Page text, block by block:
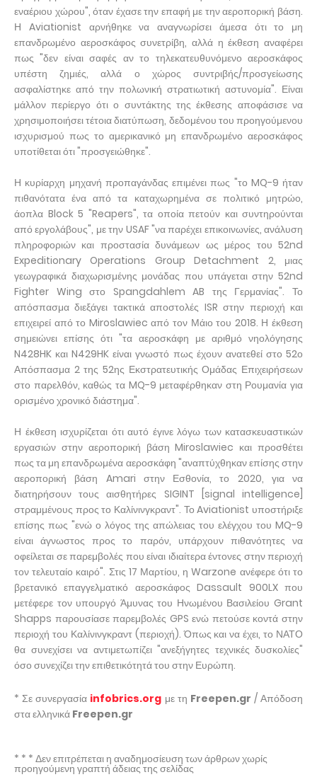
εναέριου χώρου", όταν έχασε την επαφή με την αεροπορική βάση.
Η Aviationist αρνήθηκε να αναγνωρίσει άμεσα ότι το μη
επανδρωμένο αεροσκάφος συνετρίβη, αλλά η έκθεση αναφέρει
πως "δεν είναι σαφές αν το τηλεκατευθυνόμενο αεροσκάφος
υπέστη ζημιές, αλλά ο χώρος συντριβής/προσγείωσης
ασφαλίστηκε από την πολωνική στρατιωτική αστυνομία". Είναι
μάλλον περίεργο ότι ο συντάκτης της έκθεσης αποφάσισε να
χρησιμοποιήσει τέτοια διατύπωση, δεδομένου του προηγούμενου
ισχυρισμού πως το αμερικανικό μη επανδρωμένο αεροσκάφος
υποτίθεται ότι "προσγειώθηκε".
Η κυρίαρχη μηχανή προπαγάνδας επιμένει πως "το MQ-9 ήταν
πιθανότατα ένα από τα καταχωρημένα σε πολιτικό μητρώο,
άοπλα Block 5 "Reapers", τα οποία πετούν και συντηρούνται
από εργολάβους", με την USAF "να παρέχει επικοινωνίες, ανάλυση
πληροφοριών και προστασία δυνάμεων ως μέρος του 52nd
Expeditionary Operations Group Detachment 2, μιας
γεωγραφικά διαχωρισμένης μονάδας που υπάγεται στην 52nd
Fighter Wing στο Spangdahlem AB της Γερμανίας". Το
απόσπασμα διεξάγει τακτικά αποστολές ISR στην περιοχή και
επιχειρεί από το Miroslawiec από τον Μάιο του 2018. Η έκθεση
σημειώνει επίσης ότι "τα αεροσκάφη με αριθμό νηολόγησης
N428HK και N429HK είναι γνωστό πως έχουν ανατεθεί στο 52ο
Απόσπασμα 2 της 52ης Εκστρατευτικής Ομάδας Επιχειρήσεων
στο παρελθόν, καθώς τα MQ-9 μεταφέρθηκαν στη Ρουμανία για
ορισμένο χρονικό διάστημα".
Η έκθεση ισχυρίζεται ότι αυτό έγινε λόγω των κατασκευαστικών
εργασιών στην αεροπορική βάση Miroslawiec και προσθέτει
πως τα μη επανδρωμένα αεροσκάφη "αναπτύχθηκαν επίσης στην
αεροπορική βάση Amari στην Εσθονία, το 2020, για να
διατηρήσουν τους αισθητήρες SIGINT [signal intelligence]
στραμμένους προς το Καλίνινγκραντ". Το Aviationist υποστήριξε
επίσης πως "ενώ ο λόγος της απώλειας του ελέγχου του MQ-9
είναι άγνωστος προς το παρόν, υπάρχουν πιθανότητες να
οφείλεται σε παρεμβολές που είναι ιδιαίτερα έντονες στην περιοχή
τον τελευταίο καιρό". Στις 17 Μαρτίου, η Warzone ανέφερε ότι το
βρετανικό επαγγελματικό αεροσκάφος Dassault 900LX που
μετέφερε τον υπουργό Άμυνας του Ηνωμένου Βασιλείου Grant
Shapps παρουσίασε παρεμβολές GPS ενώ πετούσε κοντά στην
περιοχή του Καλίνινγκραντ (περιοχή). Όπως και να έχει, το ΝΑΤΟ
θα συνεχίσει να αντιμετωπίζει "ανεξήγητες τεχνικές δυσκολίες"
όσο συνεχίζει την επιθετικότητά του στην Ευρώπη.
* Σε συνεργασία infobrics.org με τη Freepen.gr / Απόδοση
στα ελληνικά Freepen.gr
* * * Δεν επιτρέπεται η αναδημοσίευση των άρθρων χωρίς
προηγούμενη γραπτή άδειας της σελίδας